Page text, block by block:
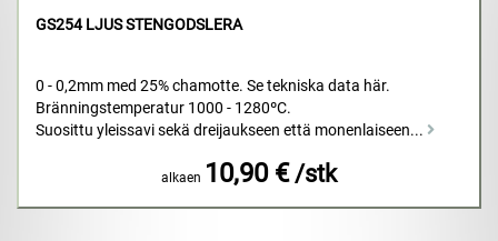
GS254 LJUS STENGODSLERA
0 - 0,2mm med 25% chamotte. Se tekniska data här.
Bränningstemperatur 1000 - 1280ºC.
Suosittu yleissavi sekä dreijaukseen että monenlaiseen...
alkaen 10,90 € /stk